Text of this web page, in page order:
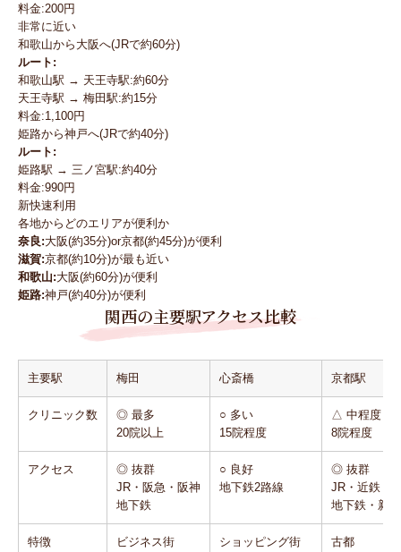
料金:200円
非常に近い
和歌山から大阪へ(JRで約60分)
ルート:
和歌山駅 → 天王寺駅:約60分
天王寺駅 → 梅田駅:約15分
料金:1,100円
姫路から神戸へ(JRで約40分)
ルート:
姫路駅 → 三ノ宮駅:約40分
料金:990円
新快速利用
各地からどのエリアが便利か
奈良:大阪(約35分)or京都(約45分)が便利
滋賀:京都(約10分)が最も近い
和歌山:大阪(約60分)が便利
姫路:神戸(約40分)が便利
関西の主要駅アクセス比較
主要駅 梅田 心斎橋 京都駅
クリニック数
◎ 最多
20院以上
○ 多い
15院程度
△ 中程度
8院程度
アクセス
◎ 抜群
JR・阪急・阪神
地下鉄
○ 良好
地下鉄2路線
◎ 抜群
JR・近鉄
地下鉄・新
特徴
ビジネス街
ショッピング街
古都